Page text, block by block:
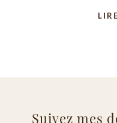
Suivez mes